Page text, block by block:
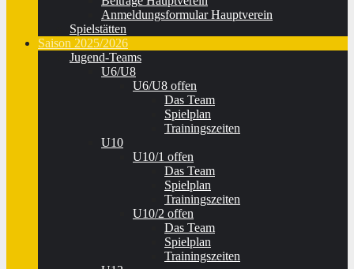
Anmeldungsformular Hauptverein
Spielstätten
Saison 2025/2026
Jugend-Teams
U6/U8
U6/U8 offen
Das Team
Spielplan
Trainingszeiten
U10
U10/1 offen
Das Team
Spielplan
Trainingszeiten
U10/2 offen
Das Team
Spielplan
Trainingszeiten